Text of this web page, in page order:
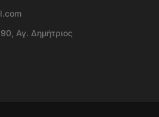
Αγ. Δημήτριος